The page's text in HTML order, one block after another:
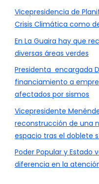
Vicepresidencia de
Crisis Climática como
En La Guaira hay que
diversas áreas verdes
Presidenta encargada
financiamiento a
afectados por sismos
Vicepresidente
reconstrucción de una
espacio tras el doblete
Poder Popular y Estado
diferencia en la